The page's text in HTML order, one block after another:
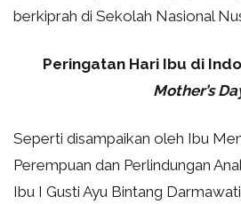
berkiprah di Sekolah Nasional
Peringatan Hari Ibu di
Mother’s
Seperti disampaikan oleh Ibu
Perempuan dan Perlindungan
Ibu I Gusti Ayu Bintang